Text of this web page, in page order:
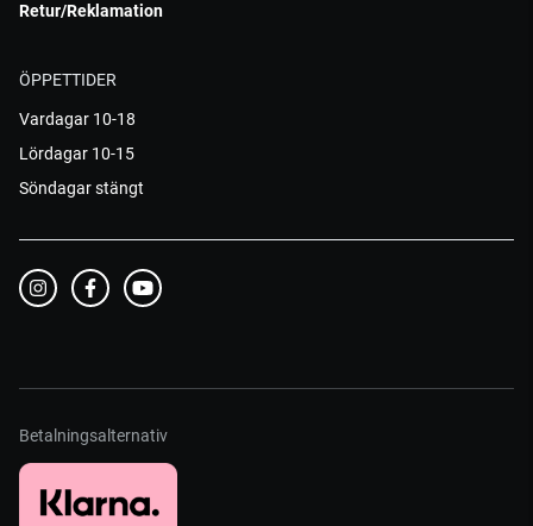
Retur/Reklamation
ÖPPETTIDER
Vardagar 10-18
Lördagar 10-15
Söndagar stängt
Betalningsalternativ